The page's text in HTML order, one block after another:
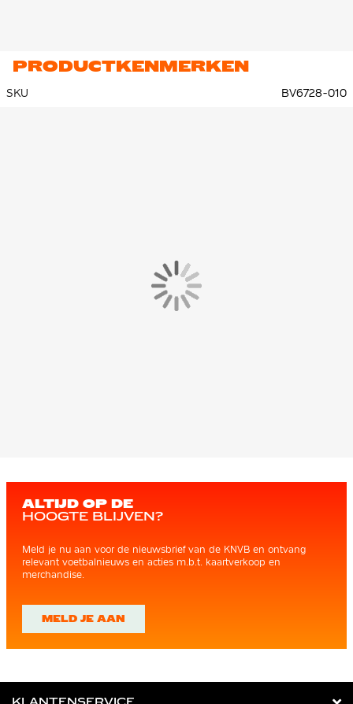
PRODUCTKENMERKEN
SKU BV6728-010
ALTIJD OP DE
HOOGTE BLIJVEN?
Meld je nu aan voor de nieuwsbrief van de KNVB en ontvang
relevant voetbalnieuws en acties m.b.t. kaartverkoop en
merchandise.
MELD JE AAN